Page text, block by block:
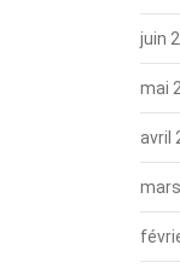
juin
mai
avril